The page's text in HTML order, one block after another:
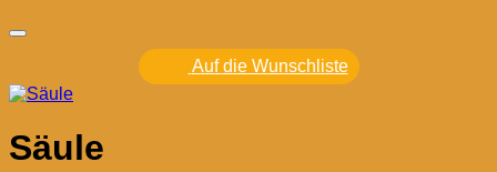
Auf die Wunschliste
Säule